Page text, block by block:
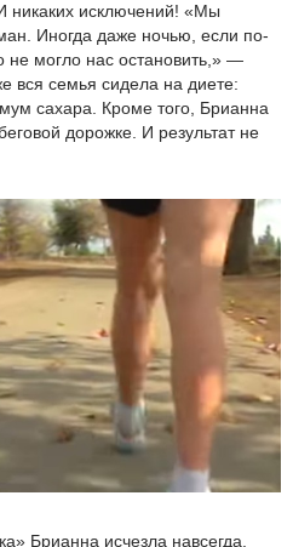
никаких исключений! «Мы
Иногда даже ночью, если по-
не могло нас остановить,» —
вся семья сидела на диете:
сахара. Кроме того, Брианна
дорожке. И результат не
Брианна исчезла навсегда.